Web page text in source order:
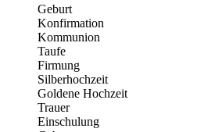
Geburt
Konfirmation
Kommunion
Taufe
Firmung
Silberhochzeit
Goldene Hochzeit
Trauer
Einschulung